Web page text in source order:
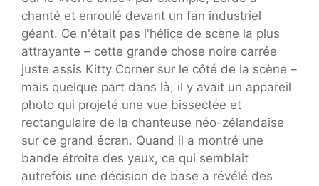
chanté et enroulé devant un fan industriel
géant. Ce n'était pas l'hélice de scène la plus
attrayante – cette grande chose noire carrée
juste assis Kitty Corner sur le côté de la scène –
mais quelque part dans là, il y avait un appareil
photo qui projeté une vue bissectée et
rectangulaire de la chanteuse néo-zélandaise
sur ce grand écran. Quand il a montré une
bande étroite des yeux, ce qui semblait
autrefois une décision de base a révélé des